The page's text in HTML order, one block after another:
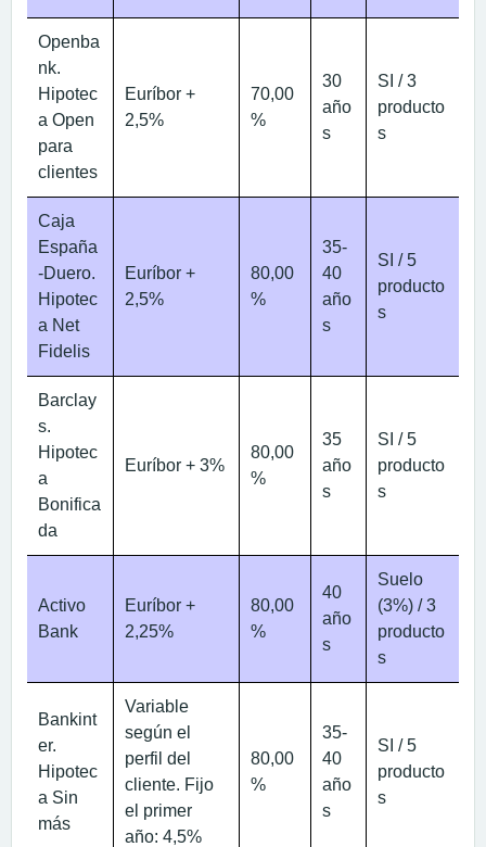
Openba
nk.
Hipotec
a Open
para
clientes
Euríbor +
2,5%
70,00
%
30
año
s
SI / 3
producto
s
Caja
España
-Duero.
Hipotec
a Net
Fidelis
Euríbor +
2,5%
80,00
%
35-
40
año
s
SI / 5
producto
s
Barclay
s.
Hipotec
a
Bonifica
da
Euríbor + 3%
80,00
%
35
año
s
SI / 5
producto
s
Activo
Bank
Euríbor +
2,25%
80,00
%
40
año
s
Suelo
(3%) / 3
producto
s
Bankint
er.
Hipotec
a Sin
más
Variable
según el
perfil del
cliente. Fijo
el primer
año: 4,5%
80,00
%
35-
40
año
s
SI / 5
producto
s